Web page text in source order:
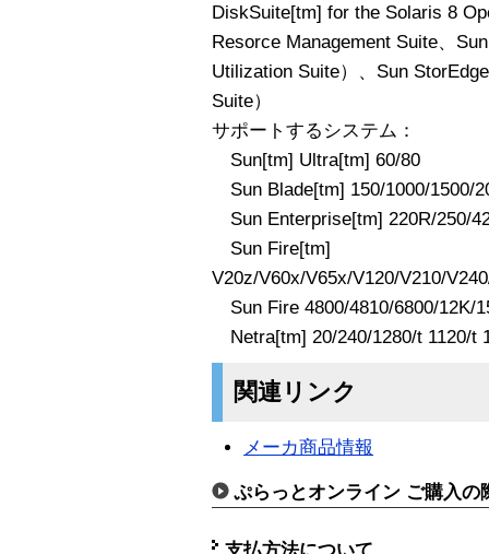
DiskSuite[tm] for the Solaris 8
Resorce Management Suite、
Utilization Suite）、Sun
Suite）
サポートするシステム：
Sun[tm] Ultra[tm] 60/80
Sun Blade[tm] 150/1000/1500/
Sun Enterprise[tm] 220R/250/
Sun Fire[tm]
V20z/V60x/V65x/V120/V210/
Sun Fire 4800/4810/6800/12K/
Netra[tm] 20/240/1280/t 1120/t
関連リンク
メーカ商品情報
ぷらっとオンライン ご購入の